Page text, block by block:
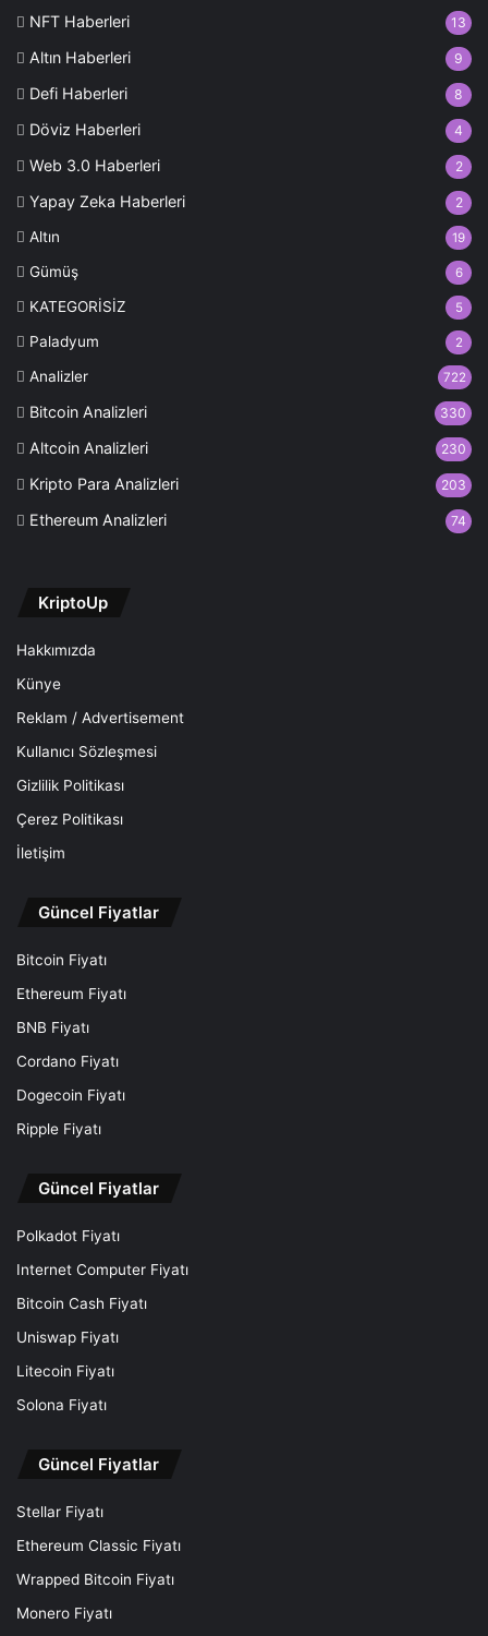
NFT Haberleri 13
Altın Haberleri 9
Defi Haberleri 8
Döviz Haberleri 4
Web 3.0 Haberleri 2
Yapay Zeka Haberleri 2
Altın 19
Gümüş 6
KATEGORİSİZ 5
Paladyum 2
Analizler 722
Bitcoin Analizleri 330
Altcoin Analizleri 230
Kripto Para Analizleri 203
Ethereum Analizleri 74
KriptoUp
Hakkımızda
Künye
Reklam / Advertisement
Kullanıcı Sözleşmesi
Gizlilik Politikası
Çerez Politikası
İletişim
Güncel Fiyatlar
Bitcoin Fiyatı
Ethereum Fiyatı
BNB Fiyatı
Cordano Fiyatı
Dogecoin Fiyatı
Ripple Fiyatı
Güncel Fiyatlar
Polkadot Fiyatı
Internet Computer Fiyatı
Bitcoin Cash Fiyatı
Uniswap Fiyatı
Litecoin Fiyatı
Solona Fiyatı
Güncel Fiyatlar
Stellar Fiyatı
Ethereum Classic Fiyatı
Wrapped Bitcoin Fiyatı
Monero Fiyatı